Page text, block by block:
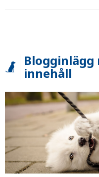
Blogginlägg
innehåll